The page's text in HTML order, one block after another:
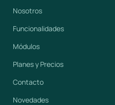
Nosotros
Funcionalidades
Módulos
Planes y Precios
Contacto
Novedades